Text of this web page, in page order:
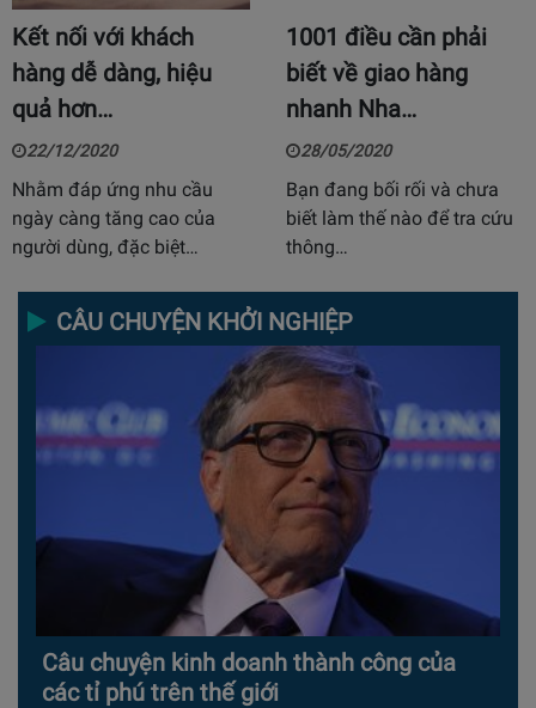
Kết nối với khách
hàng dễ dàng, hiệu
quả hơn…
22/12/2020
Nhằm đáp ứng nhu cầu
ngày càng tăng cao của
người dùng, đặc biệt…
1001 điều cần phải
biết về giao hàng
nhanh Nha…
28/05/2020
Bạn đang bối rối và chưa
biết làm thế nào để tra cứu
thông…
CÂU CHUYỆN KHỞI NGHIỆP
Câu chuyện kinh doanh thành công của
các tỉ phú trên thế giới